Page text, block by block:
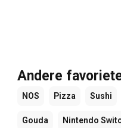
Andere
NOS Pizza Sushi
Gouda Nintendo